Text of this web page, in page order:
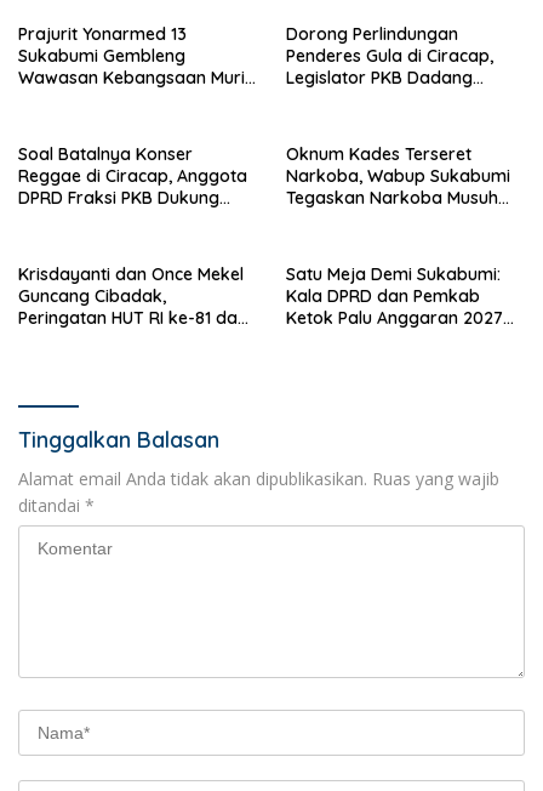
Prajurit Yonarmed 13
Sukabumi Gembleng
Wawasan Kebangsaan Murid
Dorong Perlindungan
Penderes Gula di Ciracap,
Legislator PKB Dadang
Ketenagakerjaan
Soal Batalnya Konser
Reggae di Ciracap, Anggota
DPRD Fraksi PKB Dukung
Oknum Kades Terseret
Narkoba, Wabup Sukabumi
Tegaskan Narkoba Musuh
Krisdayanti dan Once Mekel
Guncang Cibadak,
Peringatan HUT RI ke-81 dan
Satu Meja Demi Sukabumi:
Kala DPRD dan Pemkab
Ketok Palu Anggaran 2027
Tinggalkan Balasan
Alamat email Anda tidak akan dipublikasikan. Ruas yang wajib
ditandai *